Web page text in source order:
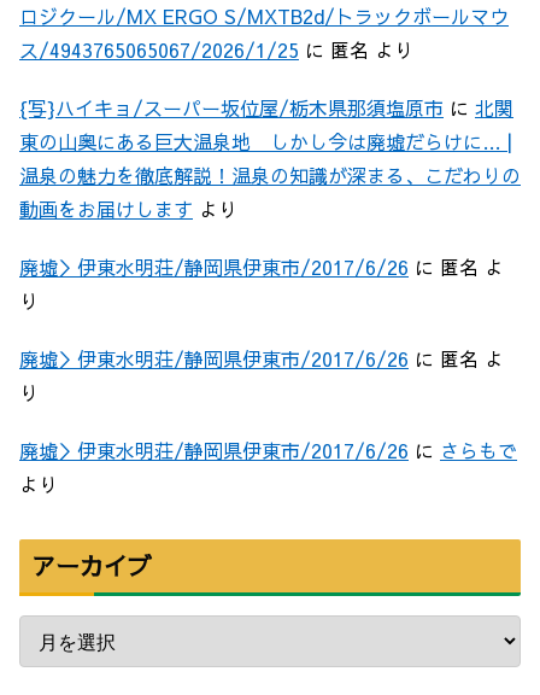
ロジクール/MX ERGO S/MXTB2d/トラックボールマウ
ス/4943765065067/2026/1/25 に 匿名 より
{写}ハイキョ/スーパー坂位屋/栃木県那須塩原市 に 北関
東の山奥にある巨大温泉地 しかし今は廃墟だらけに… |
温泉の魅力を徹底解説！温泉の知識が深まる、こだわりの
動画をお届けします より
廃墟＞伊東水明荘/静岡県伊東市/2017/6/26 に 匿名 よ
り
廃墟＞伊東水明荘/静岡県伊東市/2017/6/26 に 匿名 よ
り
廃墟＞伊東水明荘/静岡県伊東市/2017/6/26 に さらもで
より
アーカイブ